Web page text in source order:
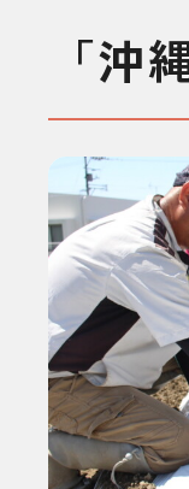
「沖